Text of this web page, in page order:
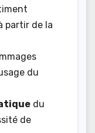
partir de la
du
du
de